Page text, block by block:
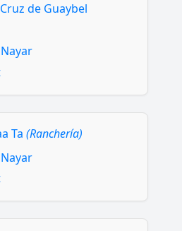
de Guaybel
Ta (Ranchería)